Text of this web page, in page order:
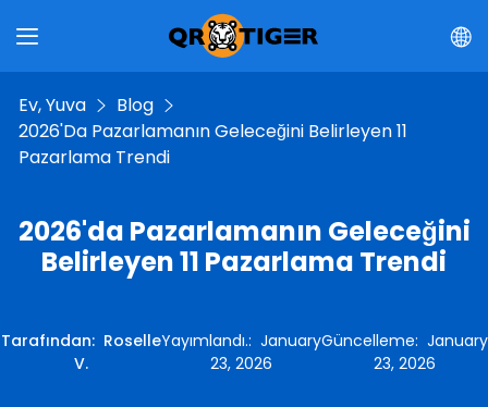
Ev, Yuva
Blog
2026'da Pazarlamanın Geleceğini Belirleyen 11
Pazarlama Trendi
2026'da Pazarlamanın Geleceğini
Belirleyen 11 Pazarlama Trendi
Tarafından: Roselle
V.
Yayımlandı.: January
23, 2026
Güncelleme: January
23, 2026